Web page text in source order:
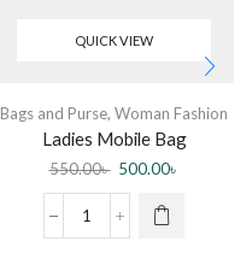
QUICK VIEW
Bags and Purse, Woman Fashion
Ladies Mobile Bag
550.00৳ 500.00৳